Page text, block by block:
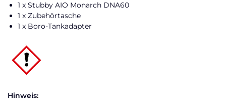
1 x Stubby AIO Monarch DNA60
1 x Zubehörtasche
1 x Boro-Tankadapter
Hinweis: